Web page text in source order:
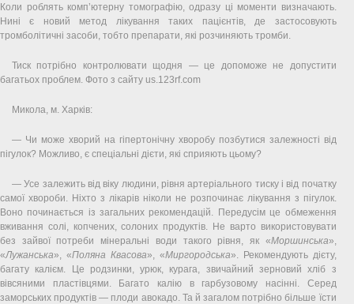
Коли роблять комп’ютерну томографію, одразу ці моменти визначають.
Нині є новий метод лікування таких пацієнтів, де застосовують
тромболітичні засоби, тобто препарати, які розчиняють тромби.
Тиск потрібно контролювати щодня — це допоможе не допустити
багатьох проблем. Фото з сайту us.123rf.com
Микола, м. Харків:
— Чи може хворий на гіпертонічну хворобу позбутися залежності від
пігулок? Можливо, є спеціальні дієти, які сприяють цьому?
— Усе залежить від віку людини, рівня артеріального тиску і від початку
самої хвороби. Ніхто з лікарів ніколи не розпочинає лікування з пігулок.
Воно починається із загальних рекомендацій. Передусім це обмеження
вживання солі, копчених, солоних продуктів. Не варто використовувати
без зайвої потреби мінеральні води такого рівня, як «Моршинська»,
«Лужанська», «Поляна Квасова», «Миргородська». Рекомендують дієту,
багату калієм. Це родзинки, урюк, курага, звичайний зерновий хліб з
вівсяними пластівцями. Багато калію в гарбузовому насінні. Серед
заморських продуктів — плоди авокадо. Та й загалом потрібно більше їсти